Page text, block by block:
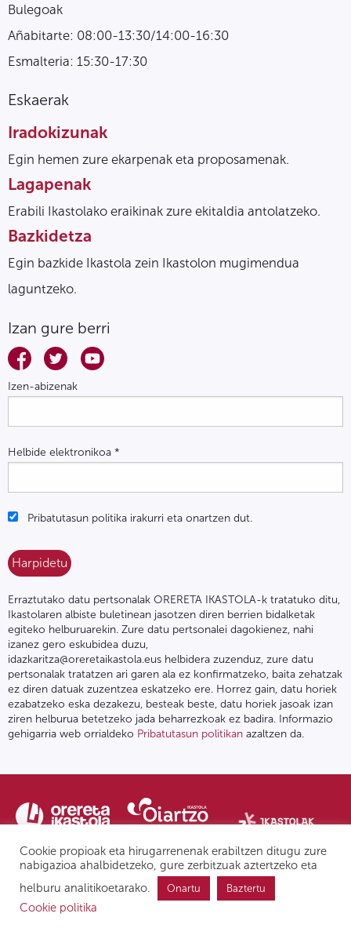
Bulegoak
Añabitarte: 08:00-13:30/14:00-16:30
Esmalteria: 15:30-17:30
Eskaerak
Iradokizunak
Egin hemen zure ekarpenak eta proposamenak.
Lagapenak
Erabili Ikastolako eraikinak zure ekitaldia antolatzeko.
Bazkidetza
Egin bazkide Ikastola zein Ikastolon mugimendua
laguntzeko.
Izan gure berri
Izen-abizenak
Helbide elektronikoa *
Pribatutasun politika irakurri eta onartzen dut.
Erraztutako datu pertsonalak ORERETA IKASTOLA-k tratatuko ditu,
Ikastolaren albiste buletinean jasotzen diren berrien bidalketak
egiteko helburuarekin. Zure datu pertsonalei dagokienez, nahi
izanez gero eskubidea duzu,
idazkaritza@oreretaikastola.eus helbidera zuzenduz, zure datu
pertsonalak tratatzen ari garen ala ez konfirmatzeko, baita zehatzak
ez diren datuak zuzentzea eskatzeko ere. Horrez gain, datu horiek
ezabatzeko eska dezakezu, besteak beste, datu horiek jasoak izan
ziren helburua betetzeko jada beharrezkoak ez badira. Informazio
gehigarria web orrialdeko Pribatutasun politikan azaltzen da.
Pribatutasun politika | Lege oharra Postontzi etikoa
Cookie propioak eta hirugarrenenak erabiltzen ditugu zure
nabigazioa ahalbidetzeko, gure zerbitzuak aztertzeko eta
helburu analitikoetarako.
Onartu Baztertu
Cookie politika